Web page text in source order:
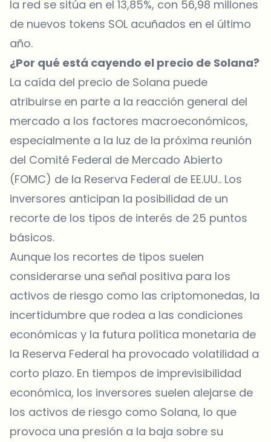
la red se sitúa en el 13,85%, con 56,98 millones
de nuevos tokens SOL acuñados en el último
año.
¿Por qué está cayendo el precio de Solana?
La caída del precio de Solana puede
atribuirse en parte a la reacción general del
mercado a los factores macroeconómicos,
especialmente a la luz de la próxima reunión
del Comité Federal de Mercado Abierto
(FOMC) de la Reserva Federal de EE.UU.. Los
inversores anticipan la posibilidad de un
recorte de los tipos de interés de 25 puntos
básicos.
Aunque los recortes de tipos suelen
considerarse una señal positiva para los
activos de riesgo como las criptomonedas, la
incertidumbre que rodea a las condiciones
económicas y la futura política monetaria de
la Reserva Federal ha provocado volatilidad a
corto plazo. En tiempos de imprevisibilidad
económica, los inversores suelen alejarse de
los activos de riesgo como Solana, lo que
provoca una presión a la baja sobre su